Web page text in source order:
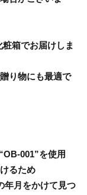
粧箱でお届けしま
り物にも最適で
001”を使用
るため
年月をかけて見つ